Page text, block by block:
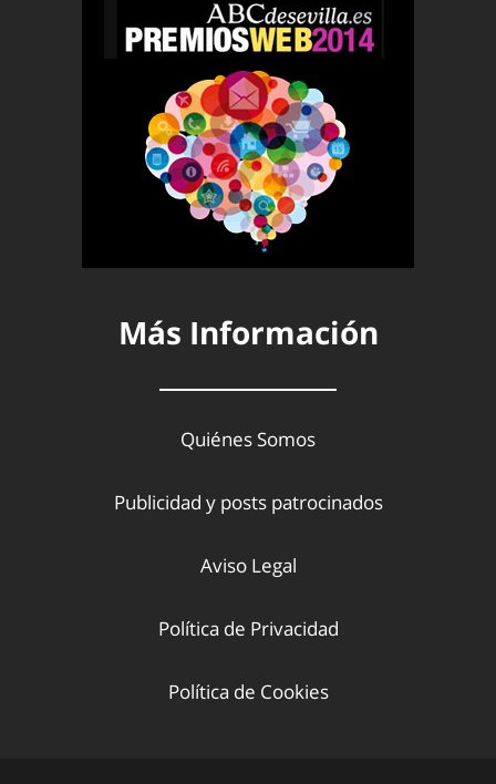
Más Información
Quiénes Somos
Publicidad y posts patrocinados
Aviso Legal
Política de Privacidad
Política de Cookies